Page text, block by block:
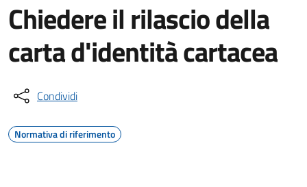
Chiedere il rilascio della
carta d'identità cartacea
Condividi
Normativa di riferimento